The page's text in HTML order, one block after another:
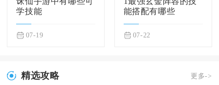
学技能
07-19
能搭配有哪些
07-22
精选攻略 更多->